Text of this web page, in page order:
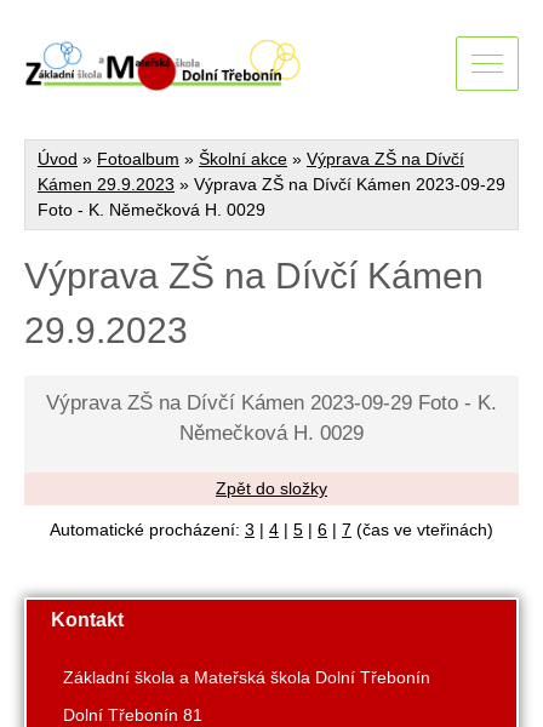
Úvod » Fotoalbum » Školní akce » Výprava ZŠ na Dívčí
Kámen 29.9.2023 » Výprava ZŠ na Dívčí Kámen 2023-09-29
Foto - K. Němečková H. 0029
Výprava ZŠ na Dívčí Kámen
29.9.2023
Výprava ZŠ na Dívčí Kámen 2023-09-29 Foto - K.
Němečková H. 0029
Zpět do složky
Automatické procházení: 3 | 4 | 5 | 6 | 7 (čas ve vteřinách)
Kontakt
Základní škola a Mateřská škola Dolní Třebonín
Dolní Třebonín 81